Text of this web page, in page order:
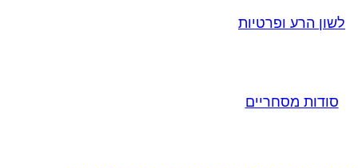
לשון הרע ופרטיות
סודות מסחריים